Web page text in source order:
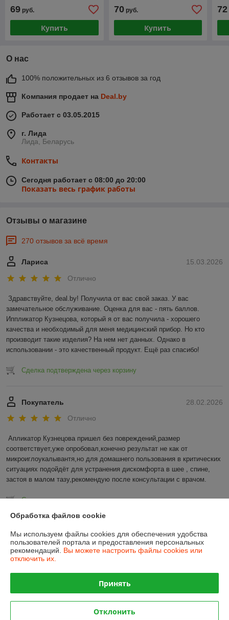
69 руб.
Купить
70руб.
Купить
72
О нас
100% положительных из 6 отзывов за год
Компания продает на Deal.by
Работает с 03.05.2015
г. Лида
Лида, Беларусь
Контакты
Сегодня работает с 08:00 до 20:00
Показать весь график работы
Отзывы о магазине
270 отзывов за всё время
15.03.2026
Лариса
Отлично
Здравствуйте, deal.by! Получила от вас свой заказ. У вас
замечательное обслуживание. Оценка для вас - пять баллов.
Иппликатор Кузнецова, который я от вас получила - хорошего
качества и необходимый для меня медицинский прибор. Но кто
производит такие изделия? На нем нет данных. Однако в
использовании - это качественный продукт. Ещё раз спасибо!
Сделка подтверждена через корзину
28.02.2026
Покупатель
Отлично
Апликатор Кузнецова пришел без повреждений,размер
соответствует,уже опробовал,конечно результат не как от
микроиглоукалывантя,но для домашнего пользования в критических
ситуациях подойдёт для устранения дискомфорта в шее , спине,
застоя в малом тазу,рекомендую после консультации с врачом.
Сделка подтверждена через корзину
О нас
Обработка файлов cookie
Мы используем файлы cookies для обеспечения удобства
пользователей портала и предоставления персональных
рекомендаций. Вы можете настроить файлы cookies или
отключить их.
Принять
Отклонить